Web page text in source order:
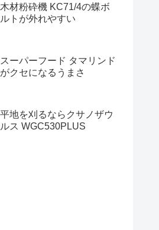
木材粉砕機 KC71/4の蝶ボ
ルトが外れやすい
スーパーフード タマリンド
がクセになるうまさ
平地を刈るならクサノザウ
ルス WGC530PLUS